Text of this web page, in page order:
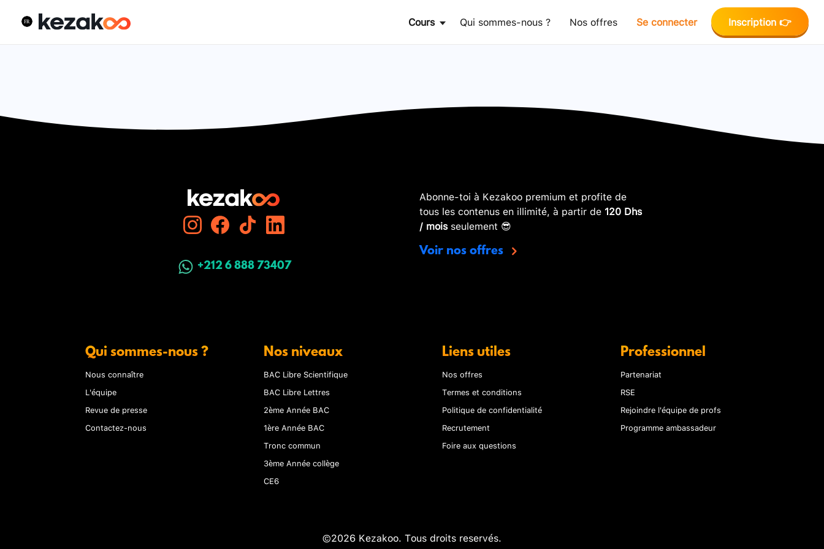
Cours Qui sommes-nous ? Nos offres Se connecter Inscription 👉
+212 6 888 73407
Abonne-toi à Kezakoo premium et profite de
tous les contenus en illimité, à partir de 120 Dhs
/ moisseulement 😎
Voir nos offres
Qui sommes-nous ?
Nous connaître
L'équipe
Revue de presse
Contactez-nous
Nos niveaux
BAC Libre Scientifique
BAC Libre Lettres
2ème Année BAC
1ère Année BAC
Tronc commun
3ème Année collège
CE6
Liens utiles
Nos offres
Termes et conditions
Politique de confidentialité
Recrutement
Foire aux questions
Professionnel
Partenariat
RSE
Rejoindre l'équipe de profs
Programme ambassadeur
©2026 Kezakoo. Tous droits reservés.